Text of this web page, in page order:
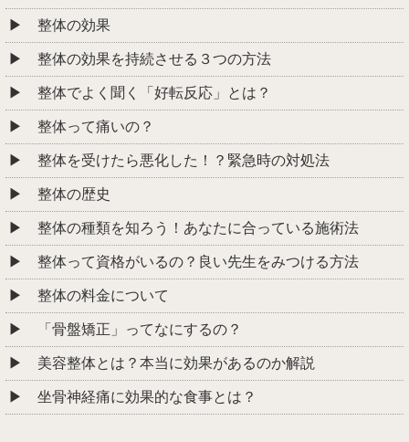
整体の効果
整体の効果を持続させる３つの方法
整体でよく聞く「好転反応」とは？
整体って痛いの？
整体を受けたら悪化した！？緊急時の対処法
整体の歴史
整体の種類を知ろう！あなたに合っている施術法
整体って資格がいるの？良い先生をみつける方法
整体の料金について
「骨盤矯正」ってなにするの？
美容整体とは？本当に効果があるのか解説
坐骨神経痛に効果的な食事とは？